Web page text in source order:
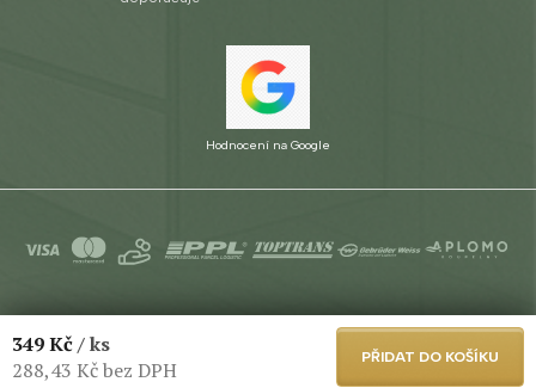
Hodnocení na Google
. Všechna práva vyhrazena.Upravit
349 Kč/ ks
288,43 Kč bez DPH
PŘIDAT DO KOŠÍKU